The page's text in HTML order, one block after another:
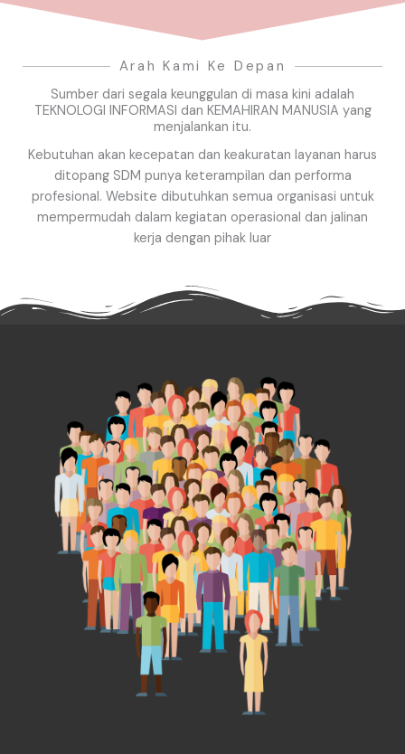
Arah Kami Ke Depan
Sumber dari segala keunggulan di masa kini adalah
TEKNOLOGI INFORMASI dan KEMAHIRAN MANUSIA yang
menjalankan itu.
Kebutuhan akan kecepatan dan keakuratan layanan harus
ditopang SDM punya keterampilan dan performa
profesional. Website dibutuhkan semua organisasi untuk
mempermudah dalam kegiatan operasional dan jalinan
kerja dengan pihak luar